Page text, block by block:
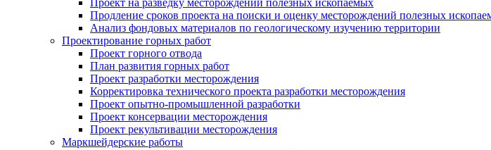
Проект на разведку месторождений полезных ископаемых
Продление сроков проекта на поиски и оценку месторождений полезных
Анализ фондовых материалов по геологическому изучению территории
Проектирование горных работ
Проект горного отвода
План развития горных работ
Проект разработки месторождения
Корректировка технического проекта разработки месторождения
Проект опытно-промышленной разработки
Проект консервации месторождения
Проект рекультивации месторождения
Маркшейдерские работы